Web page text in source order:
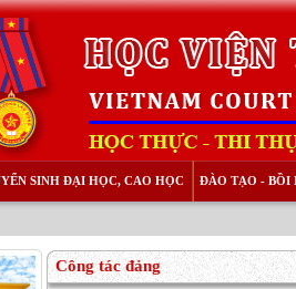
SINH ĐẠI HỌC, CAO HỌC ĐÀO TẠO - BỒI
Công tác đảng